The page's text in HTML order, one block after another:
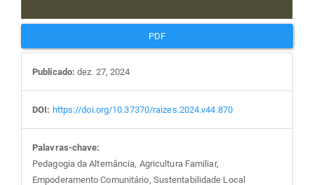
PDF
Publicado: dez. 27, 2024
DOI: https://doi.org/10.37370/raizes.2024.v44.870
Palavras-chave:
Pedagogia da Alternância, Agricultura Familiar,
Empoderamento Comunitário, Sustentabilidade Local